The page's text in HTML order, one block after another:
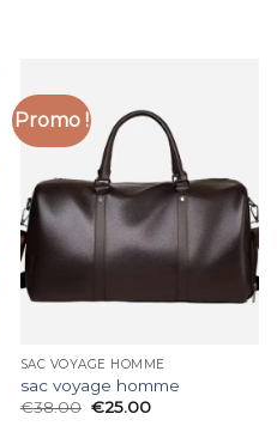
Promo !
SAC VOYAGE HOMME
sac voyage homme
€38.00 €25.00